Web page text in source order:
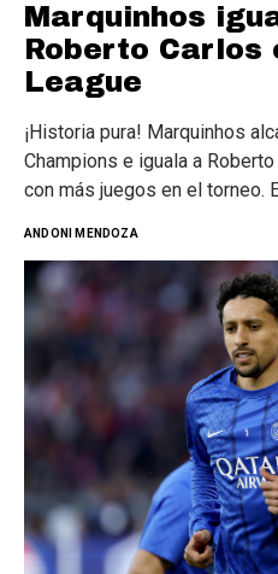
Marquinhos
Roberto Carlos
League
¡Historia pura! Marquinhos
Champions e iguala a
con más juegos en el torneo.
ANDONI MENDOZA